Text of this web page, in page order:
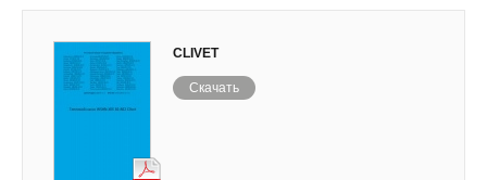
CLIVET
Скачать